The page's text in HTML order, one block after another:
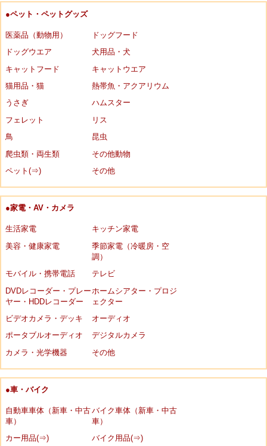
●ペット・ペットグッズ
医薬品（動物用）
ドッグフード
ドッグウエア
犬用品・犬
キャットフード
キャットウエア
猫用品・猫
熱帯魚・アクアリウム
うさぎ
ハムスター
フェレット
リス
鳥
昆虫
爬虫類・両生類
その他動物
ペット(⇒)
その他
●家電・AV・カメラ
生活家電
キッチン家電
美容・健康家電
季節家電（冷暖房・空
調）
モバイル・携帯電話
テレビ
DVDレコーダー・プレー
ヤー・HDDレコーダー
ホームシアター・プロジ
ェクター
ビデオカメラ・デッキ
オーディオ
ポータブルオーディオ
デジタルカメラ
カメラ・光学機器
その他
●車・バイク
自動車車体（新車・中古
車）
バイク車体（新車・中古
車）
カー用品(⇒)
バイク用品(⇒)